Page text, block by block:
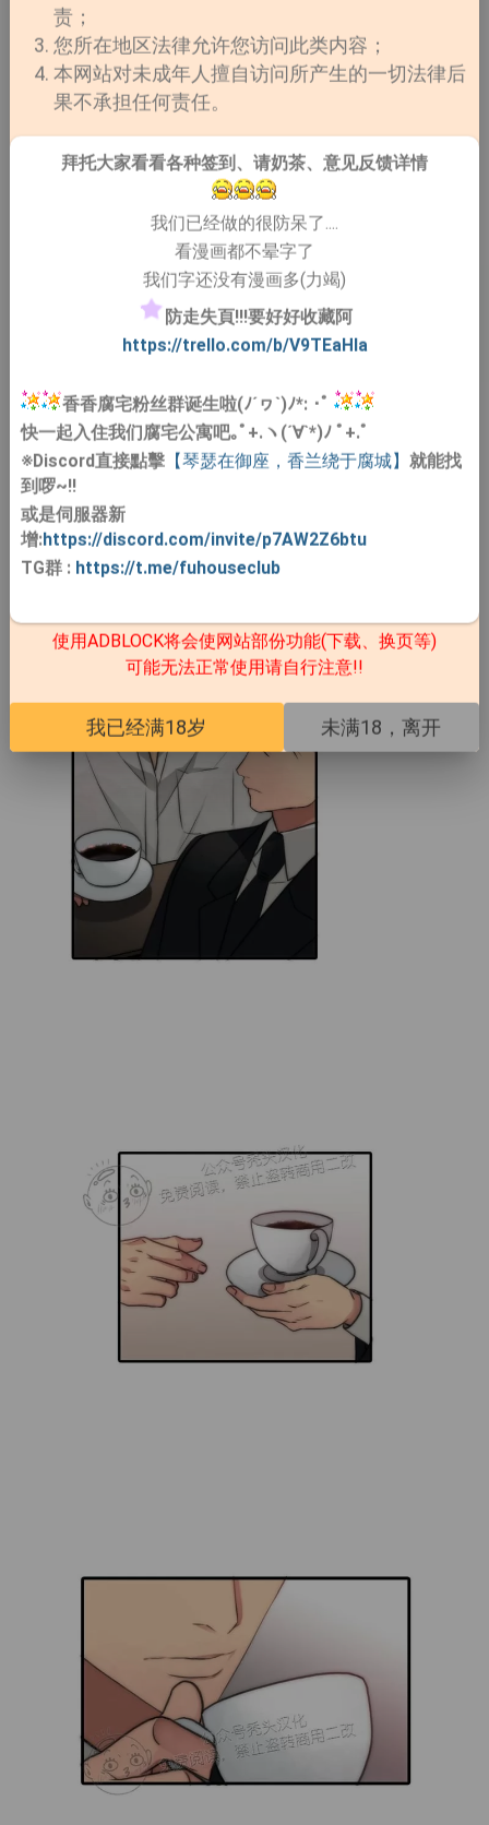
责；
您所在地区法律允许您访问此类内容；
本网站对未成年人擅自访问所产生的一切法律后
果不承担任何责任。
拜托大家看看各种签到、请奶茶、意见反馈详情
我们已经做的很防呆了....
看漫画都不晕字了
我们字还没有漫画多(力竭)
防走失頁!!!要好好收藏阿
https://trello.com/b/V9TEaHIa
香香腐宅粉丝群诞生啦(ﾉ´ヮ`)ﾉ*: ･ﾟ
快一起入住我们腐宅公寓吧｡ﾟ+.ヽ(´∀`*)ﾉ ﾟ+.ﾟ
※Discord直接點擊【琴瑟在御座，香兰绕于腐城】 就能找
到啰~!!
或是伺服器新
增:https://discord.com/invite/p7AW2Z6btu
TG群: https://t.me/fuhouseclub
使用ADBLOCK将会使网站部份功能(下载、换页等)
可能无法正常使用请自行注意!!
我已经满18岁 未满18，离开